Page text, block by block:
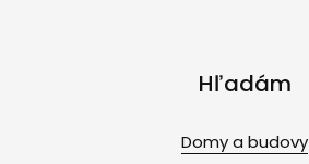
Hľadám
Domy a budovy